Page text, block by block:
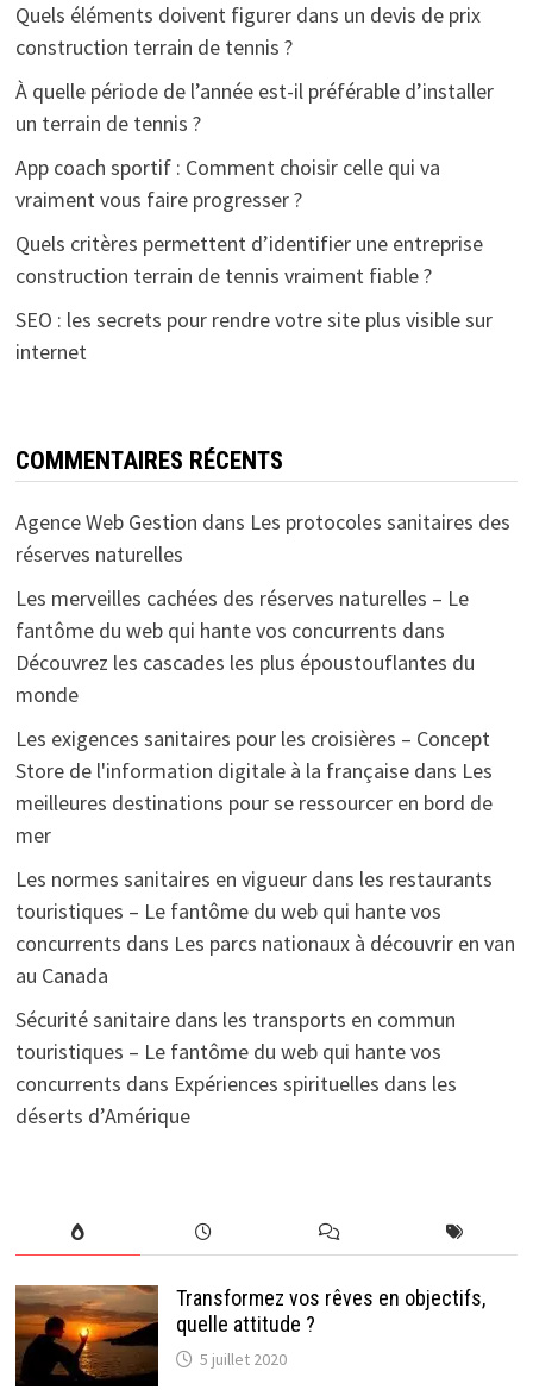
Quels éléments doivent figurer dans un devis de prix
construction terrain de tennis ?
À quelle période de l’année est-il préférable d’installer
un terrain de tennis ?
App coach sportif : Comment choisir celle qui va
vraiment vous faire progresser ?
Quels critères permettent d’identifier une entreprise
construction terrain de tennis vraiment fiable ?
SEO : les secrets pour rendre votre site plus visible sur
internet
COMMENTAIRES RÉCENTS
Agence Web Gestion dans Les protocoles sanitaires des
réserves naturelles
Les merveilles cachées des réserves naturelles – Le
fantôme du web qui hante vos concurrents dans
Découvrez les cascades les plus époustouflantes du
monde
Les exigences sanitaires pour les croisières – Concept
Store de l'information digitale à la françaisedans Les
meilleures destinations pour se ressourcer en bord de
mer
Les normes sanitaires en vigueur dans les restaurants
touristiques – Le fantôme du web qui hante vos
concurrents dans Les parcs nationaux à découvrir en van
au Canada
Sécurité sanitaire dans les transports en commun
touristiques – Le fantôme du web qui hante vos
concurrents dans Expériences spirituelles dans les
déserts d’Amérique
Transformez vos rêves en objectifs,
quelle attitude ?
5 juillet 2020